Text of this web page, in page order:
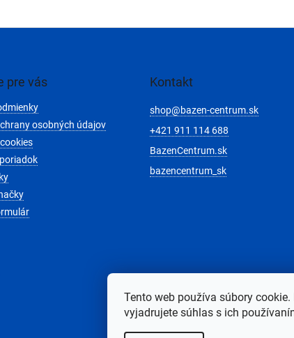
Tento web používa súbory
vyjadrujete súhlas s ich
pre vás
osobných údajov
Kontakt
shop@bazen-centrum.sk
+421 911 114 688
BazenCentrum.sk
bazencentrum_sk